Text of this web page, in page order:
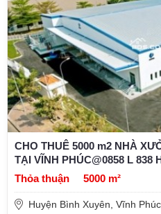
CHO THUÊ 5000 m2 NHÀ
TẠI VĨNH PHÚC@0858 L 838
Thỏa thuận
5000 m²
Huyện Bình Xuyên, Vĩnh Phúc